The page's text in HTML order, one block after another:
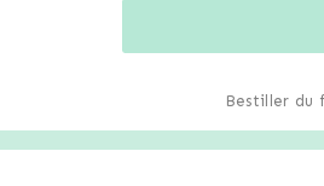
Bestiller du